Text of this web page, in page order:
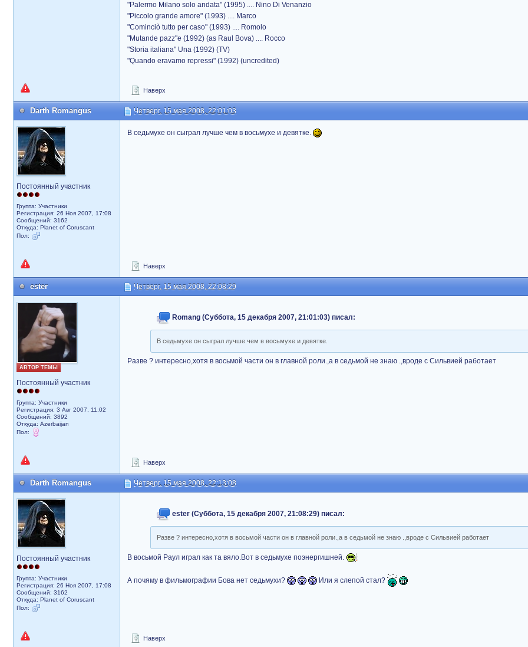
"Palermo Milano solo andata" (1995) .... Nino Di Venanzio
"Piccolo grande amore" (1993) .... Marco
"Cominciò tutto per caso" (1993) .... Romolo
"Mutande pazz"e (1992) (as Raul Bova) .... Rocco
"Storia italiana" Una (1992) (TV)
"Quando eravamo repressi" (1992) (uncredited)
Наверх
Darth Romangus Четверг, 15 мая 2008, 22:01:03
Постоянный участник
Группа: Участники
Регистрация: 26 Ноя 2007, 17:08
Сообщений: 3162
Откуда: Planet of Coruscant
Пол:
В седьмухе он сыграл лучше чем в восьмухе и девятке.
Наверх
ester Четверг, 15 мая 2008, 22:08:29
АВТОР ТЕМЫ
Постоянный участник
Группа: Участники
Регистрация: 3 Авг 2007, 11:02
Сообщений: 3892
Откуда: Azerbaijan
Пол:
Romang (Суббота, 15 декабря 2007, 21:01:03) писал:
В седьмухе он сыграл лучше чем в восьмухе и девятке.
Разве ? интересно,хотя в восьмой части он в главной роли.,а в седьмой не знаю .,вроде с Сильвией работает
Наверх
Darth Romangus Четверг, 15 мая 2008, 22:13:08
Постоянный участник
Группа: Участники
Регистрация: 26 Ноя 2007, 17:08
Сообщений: 3162
Откуда: Planet of Coruscant
Пол:
ester (Суббота, 15 декабря 2007, 21:08:29) писал:
Разве ? интересно,хотя в восьмой части он в главной роли.,а в седьмой не знаю .,вроде с Сильвией работает
В восьмой Раул играл как та вяло.Вот в седьмухе поэнергишней.
А почяму в фильмографии Бова нет седьмухи? Или я слепой стал?
Наверх